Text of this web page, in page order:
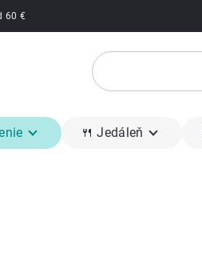
60 €
🍴 Jedáleň